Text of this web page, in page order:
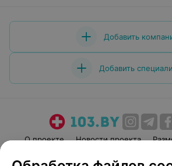
Добавить
Добавить
О проекте Новости проекта